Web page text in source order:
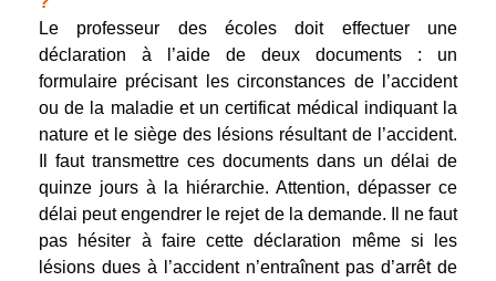
Le professeur des écoles doit effectuer une
déclaration à l’aide de deux documents : un
formulaire précisant les circonstances de l’accident
ou de la maladie et un certificat médical indiquant la
nature et le siège des lésions résultant de l’accident.
Il faut transmettre ces documents dans un délai de
quinze jours à la hiérarchie. Attention, dépasser ce
délai peut engendrer le rejet de la demande. Il ne faut
pas hésiter à faire cette déclaration même si les
lésions dues à l’accident n’entraînent pas d’arrêt de